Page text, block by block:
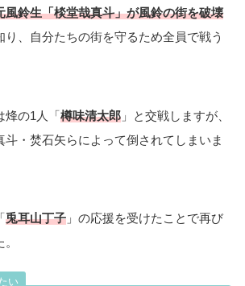
風鈴生「棪堂哉真斗」が風鈴の街を破壊
り、自分たちの街を守るため全員で戦う
烽の1人「樽味清太郎 」と交戦しますが、
斗・焚石矢らによって倒されてしまいま
兎耳山丁子 」の応援を受けたことで再び